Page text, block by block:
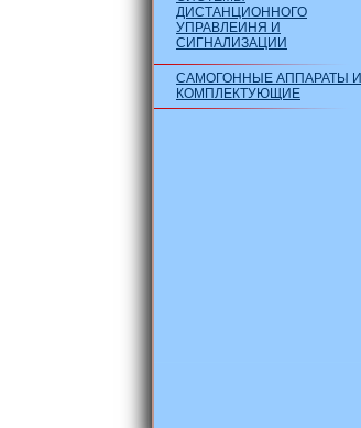
ДИСТАНЦИОННОГО
УПРАВЛЕИНЯ И
СИГНАЛИЗАЦИИ
САМОГОННЫЕ АППАРАТЫ И
КОМПЛЕКТУЮЩИЕ